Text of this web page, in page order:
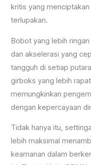
kritis yang
terlupakan.
Bobot yang lebih
dan akselerasi yang
tangguh di setiap
girboks yang lebih
memungkinkan
dengan kepercayaan
Tidak hanya itu,
lebih maksimal
keamanan dalam